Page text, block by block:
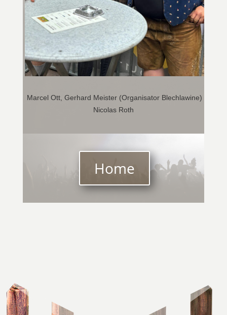
Marcel Ott, Gerhard Meister (Organisator Blechlawine)
Nicolas Roth
Home